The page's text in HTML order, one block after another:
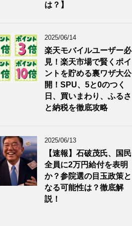
は？】
2025/06/14
楽天モバイルユーザー必
見！楽天市場で賢くポイ
ントを貯める裏ワザ大公
開！SPU、5と0のつく
日、買いまわり、ふるさ
と納税を徹底攻略
2025/06/13
【速報】石破茂氏、国民
全員に2万円給付を表明
か？参院選の目玉政策と
なる可能性は？徹底解
説！